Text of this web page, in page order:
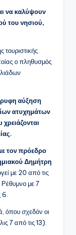
να καλύψουν
του νησιού,
τουριστικής
ο πληθυσμός
αύξηση
ατυχημάτων
τον πρόεδρο
Δημήτρη
με 20 από τις
Ρέθυμνο με 7
όπου σχεδόν οι
7 από τις 13).